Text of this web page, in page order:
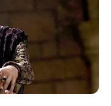
นตัวเอง จึงชอบ
พลังธาตุน้ำติดตัวจะ
พลังแสงสีม่วงเป็น
แสงสีม่วงจึงทำให้คน
พลังในตัว คนรอบ
บนอนเป็นพิเศษ นิสัย